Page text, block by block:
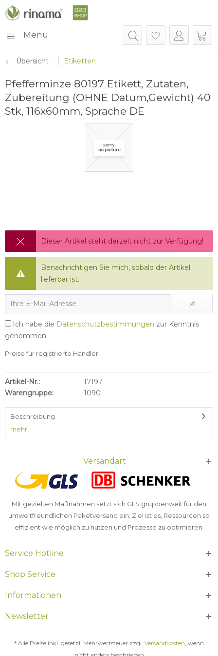
Menü
Übersicht Etiketten
Pfefferminze 80197 Etikett, Zutaten,
Zubereitung (OHNE Datum,Gewicht) 40
Stk, 116x60mm, Sprache DE
Dieser Artikel steht derzeit nicht zur Verfügung!
Benachrichtigen Sie mich, sobald der Artikel
lieferbar ist.
Ich habe die Datenschutzbestimmungen zur Kenntnis
genommen.
Preise für registrierte Händler
Artikel-Nr.:
17197
Warengruppe:
1090
Beschreibung
mehr
Versandart
Mit gezielten Maßnahmen setzt sich GLS gruppenweit für den
umweltfreundlichen Paketversand ein. Ziel ist es, Ressourcen so
effizient wie möglich zu nutzen und Prozesse zu optimieren.
Service Hotline
Shop Service
Informationen
Newsletter
* Alle Preise inkl. gesetzl. Mehrwertsteuer zzgl. Versandkosten, wenn